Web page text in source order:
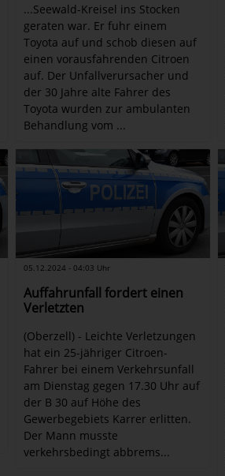
...Seewald-Kreisel ins Stocken
geraten war. Er fuhr einem
Toyota auf und schob diesen auf
einen vorausfahrenden Citroen
auf. Der Unfallverursacher und
der 30 Jahre alte Fahrer des
Toyota wurden zur ambulanten
Behandlung vom ...
05.12.2024 - 04:03 Uhr
Auffahrunfall fordert einen
Verletzten
(Oberzell) - Leichte Verletzungen
hat ein 25-jähriger Citroen-
Fahrer bei einem Verkehrsunfall
am Dienstag gegen 17.30 Uhr auf
der B 30 auf Höhe des
Gewerbegebiets Karrer erlitten.
Der Mann musste
verkehrsbedingt abbrems...